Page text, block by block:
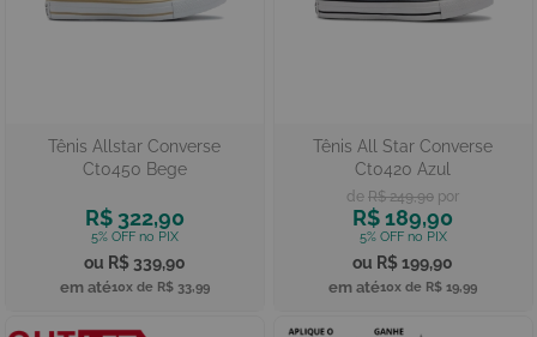
Tênis Allstar Converse
Ct0450 Bege
R$ 322,90
R$ 339,90
10x de R$ 33,99
Tênis All Star Converse
Ct0420 Azul
R$ 189,90
R$ 249,90
R$ 199,90
10x de R$ 19,99